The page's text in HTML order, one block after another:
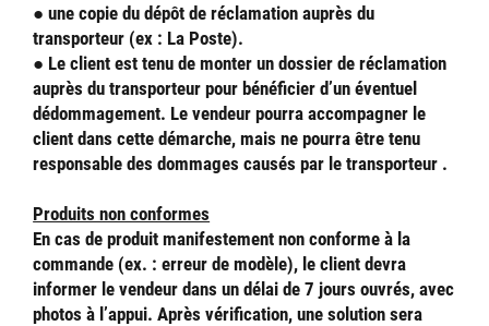
● une copie du dépôt de réclamation auprès du
transporteur (ex : La Poste).
● Le client est tenu de monter un dossier de réclamation
auprès du transporteur pour bénéficier d’un éventuel
dédommagement. Le vendeur pourra accompagner le
client dans cette démarche, mais ne pourra être tenu
responsable des dommages causés par le transporteur .
Produits non conformes
En cas de produit manifestement non conforme à la
commande (ex. : erreur de modèle), le client devra
informer le vendeur dans un délai de 7 jours ouvrés, avec
photos à l’appui. Après vérification, une solution sera